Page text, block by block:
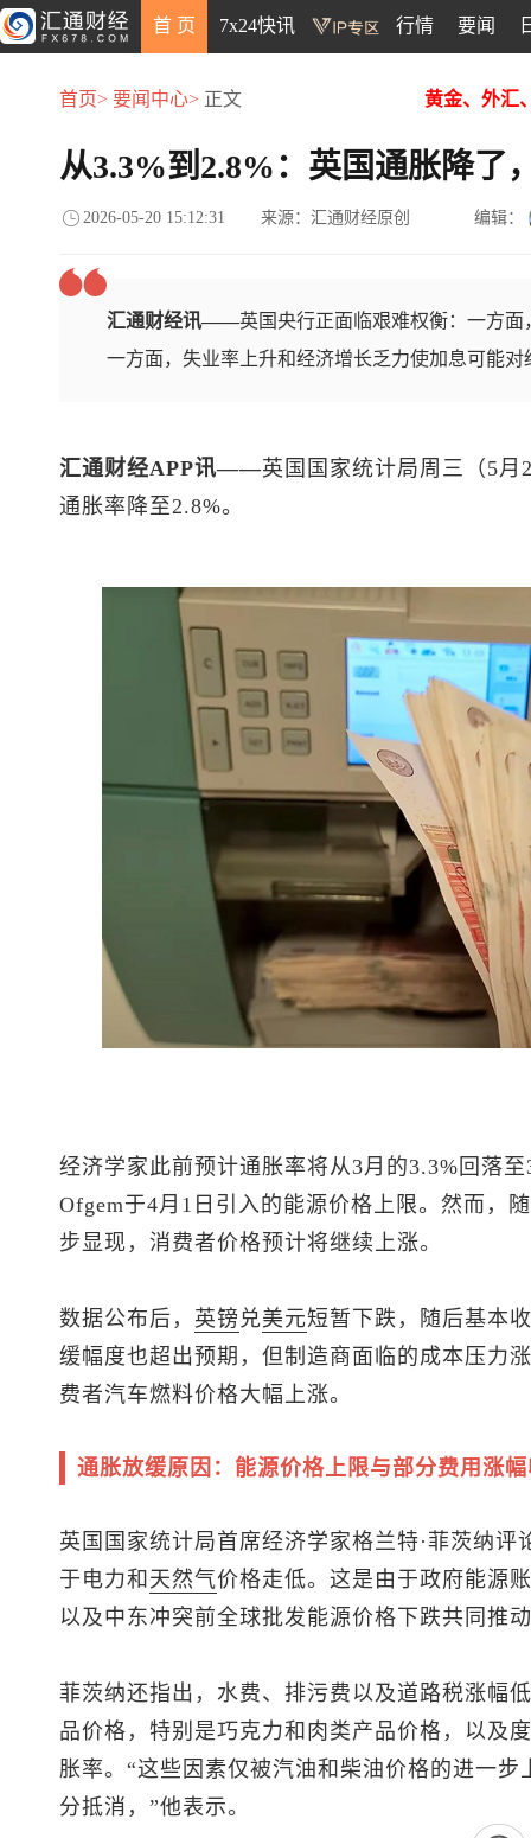
首 页 7x24快讯 行情 要闻
首页> 要闻中心> 正文 黄金、外汇
从3.3%到2.8%：英国通胀降了
2026-05-20 15:12:31 来源：汇通财经原创 编辑：
汇通财经讯——英国央行正面临艰难权衡：一方
一方面，失业率上升和经济增长乏力使加息可能
汇通财经APP讯——英国国家统计局周三（5
通胀率降至2.8%。
经济学家此前预计通胀率将从3月的3.3%回落
Ofgem于4月1日引入的能源价格上限。然而，
步显现，消费者价格预计将继续上涨。
数据公布后， 英镑 兑美元短暂下跌，随后基本
缓幅度也超出预期，但制造商面临的成本压力
费者汽车燃料价格大幅上涨。
通胀放缓原因：能源价格上限与部分费用涨
英国国家统计局首席经济学家格兰特·菲茨纳
于电力和 天然气价格走低。这是由于政府能源
以及中东冲突前全球批发能源价格下跌共同推
菲茨纳还指出，水费、排污费以及道路税涨幅
品价格，特别是巧克力和肉类产品价格，以及
胀率。“这些因素仅被汽油和柴油价格的进一
分抵消，”他表示。